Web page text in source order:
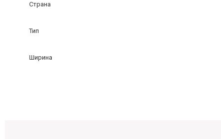
Страна
Тип
Ширина